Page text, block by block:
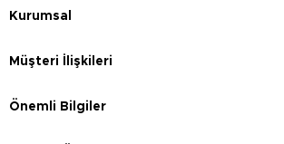
Kurumsal
Müşteri İlişkileri
Önemli Bilgiler